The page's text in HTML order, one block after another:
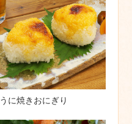
うに焼きおにぎり